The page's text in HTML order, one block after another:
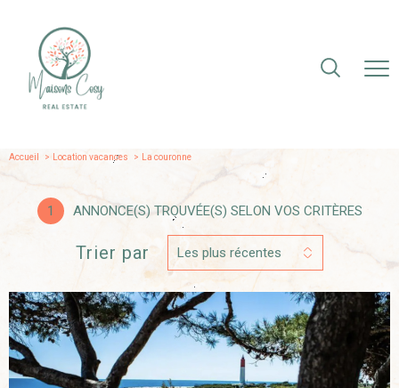
Accueil Location vacances la couronne
1 ANNONCE(S) TROUVÉE(S) SELON VOS CRITÈRES
Trier par Les plus récentes